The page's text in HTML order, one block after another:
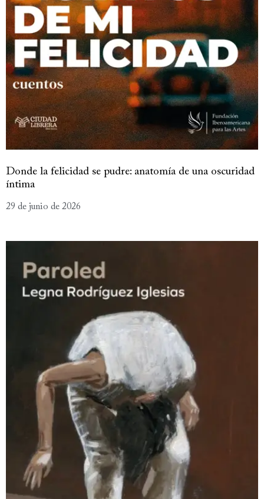
Donde la felicidad se pudre: anatomía de una oscuridad
íntima
29 de junio de 2026